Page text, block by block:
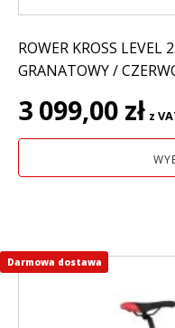
ROWER KROSS LEVEL
GRANATOWY /
3 099,00 zł z
Ten
Darmowa dostawa